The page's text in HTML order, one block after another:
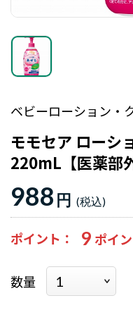
ベビーローション・
モモセア ローシ
220mL【医薬部
988 円
ポイント 9
数量